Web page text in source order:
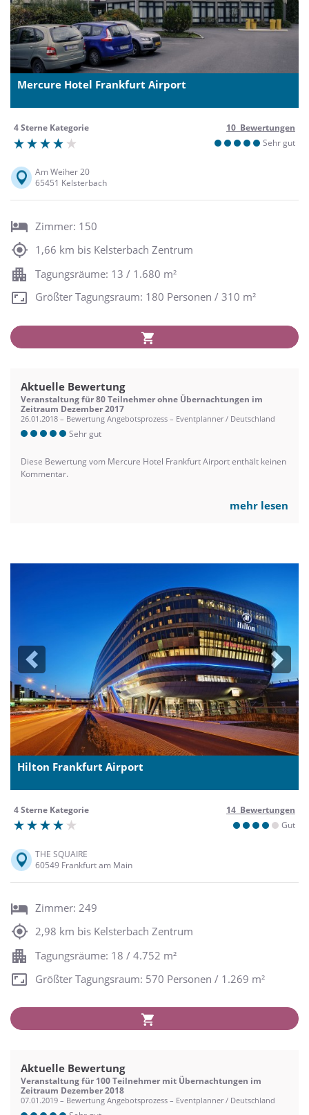
Mercure Hotel Frankfurt Airport
4 Sterne Kategorie
10 Bewertungen
Sehr gut
Am Weiher 20
65451 Kelsterbach
Zimmer: 150
1,66 km bis Kelsterbach Zentrum
Tagungsräume: 13 / 1.680 m²
Größter Tagungsraum: 180 Personen / 310 m²
Aktuelle Bewertung
Veranstaltung für 80 Teilnehmer ohne Übernachtungen im
Zeitraum Dezember 2017
26.01.2018 – Bewertung Angebotsprozess – Eventplanner / Deutschland
Sehr gut
Diese Bewertung vom Mercure Hotel Frankfurt Airport enthält keinen
Kommentar.
mehr lesen
Previous Next
Hilton Frankfurt Airport
4 Sterne Kategorie
14 Bewertungen
Gut
THE SQUAIRE
60549 Frankfurt am Main
Zimmer: 249
2,98 km bis Kelsterbach Zentrum
Tagungsräume: 18 / 4.752 m²
Größter Tagungsraum: 570 Personen / 1.269 m²
Aktuelle Bewertung
Veranstaltung für 100 Teilnehmer mit Übernachtungen im
Zeitraum Dezember 2018
07.01.2019 – Bewertung Angebotsprozess – Eventplanner / Deutschland